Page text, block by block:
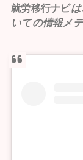
就労移行ナビは
いての情報メ